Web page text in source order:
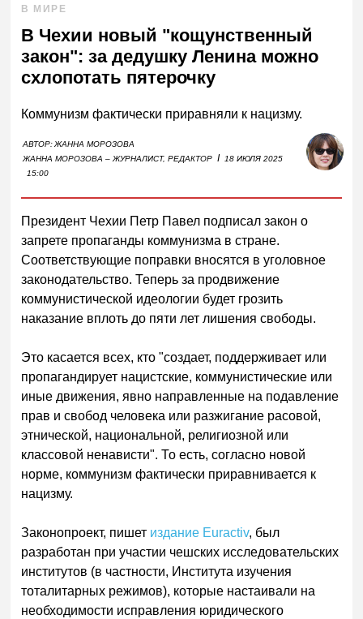
В МИРЕ
В Чехии новый "кощунственный
закон": за дедушку Ленина можно
схлопотать пятерочку
Коммунизм фактически приравняли к нацизму.
АВТОР:ЖАННА МОРОЗОВА
ЖАННА МОРОЗОВА – ЖУРНАЛИСТ, РЕДАКТОР I
18 ИЮЛЯ 2025
15:00
Президент Чехии Петр Павел подписал закон о
запрете пропаганды коммунизма в стране.
Соответствующие поправки вносятся в уголовное
законодательство. Теперь за продвижение
коммунистической идеологии будет грозить
наказание вплоть до пяти лет лишения свободы.
Это касается всех, кто "создает, поддерживает или
пропагандирует нацистские, коммунистические или
иные движения, явно направленные на подавление
прав и свобод человека или разжигание расовой,
этнической, национальной, религиозной или
классовой ненависти". То есть, согласно новой
норме, коммунизм фактически приравнивается к
нацизму.
Законопроект, пишет издание Euractiv, был
разработан при участии чешских исследовательских
институтов (в частности, Института изучения
тоталитарных режимов), которые настаивали на
необходимости исправления юридического